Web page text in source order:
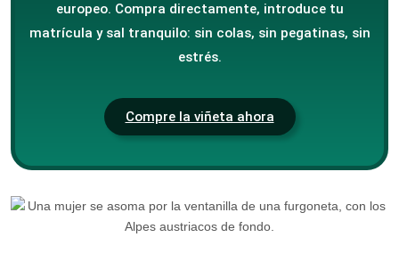
europeo. Compra directamente, introduce tu
matrícula y sal tranquilo: sin colas, sin pegatinas, sin
estrés.
Compre la viñeta ahora